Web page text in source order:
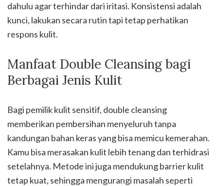
dahulu agar terhindar dari iritasi. Konsistensi adalah
kunci, lakukan secara rutin tapi tetap perhatikan
respons kulit.
Manfaat Double Cleansing bagi
Berbagai Jenis Kulit
Bagi pemilik kulit sensitif, double cleansing
memberikan pembersihan menyeluruh tanpa
kandungan bahan keras yang bisa memicu kemerahan.
Kamu bisa merasakan kulit lebih tenang dan terhidrasi
setelahnya. Metode ini juga mendukung barrier kulit
tetap kuat, sehingga mengurangi masalah seperti